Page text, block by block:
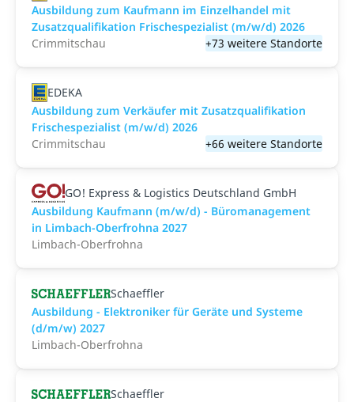
Ausbildung zum Kaufmann im Einzelhandel mit
Zusatzqualifikation Frischespezialist (m/w/d) 2026
Crimmitschau
+73 weitere Standorte
EDEKA
Ausbildung zum Verkäufer mit Zusatzqualifikation
Frischespezialist (m/w/d) 2026
Crimmitschau
+66 weitere Standorte
GO! Express & Logistics Deutschland GmbH
Ausbildung Kaufmann (m/w/d) - Büromanagement
in Limbach-Oberfrohna 2027
Limbach-Oberfrohna
Schaeffler
Ausbildung - Elektroniker für Geräte und Systeme
(d/m/w) 2027
Limbach-Oberfrohna
Schaeffler